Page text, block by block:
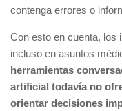
contenga errores o
Con esto en cuenta, los
incluso en asuntos
herramientas
artificial todavía no
orientar decisiones